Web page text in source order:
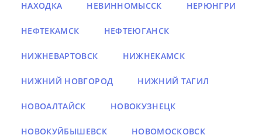
НАХОДКА НЕВИННОМЫССК НЕРЮНГРИ
НЕФТЕКАМСК НЕФТЕЮГАНСК
НИЖНЕВАРТОВСК НИЖНЕКАМСК
НИЖНИЙ НОВГОРОД НИЖНИЙ ТАГИЛ
НОВОАЛТАЙСК НОВОКУЗНЕЦК
НОВОКУЙБЫШЕВСК НОВОМОСКОВСК